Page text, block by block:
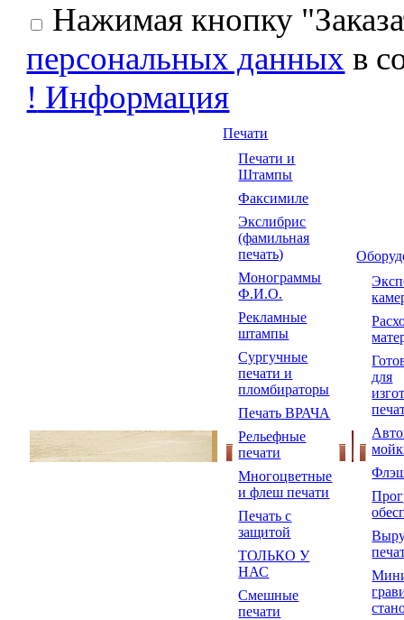
Нажимая кнопку
персональных данных в
! Информация
Печати
Печати и
Штампы
Факсимиле
Экслибрис
(фамильная
печать)
Монограммы
Ф.И.О.
Рекламные
штампы
Сургучные
печати и
пломбираторы
Печать ВРАЧА
Рельефные
печати
Многоцветные
и флеш печати
Печать с
защитой
ТОЛЬКО У
НАС
Смешные
печати
для